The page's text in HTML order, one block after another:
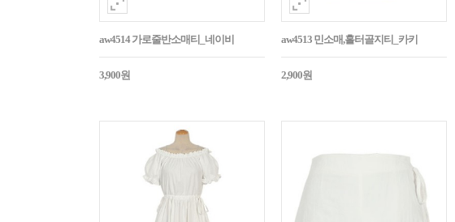
aw4514 가로줄반소매티_네이비
3,900원
aw4513 민소매,홀터골지티_카키
2,900원